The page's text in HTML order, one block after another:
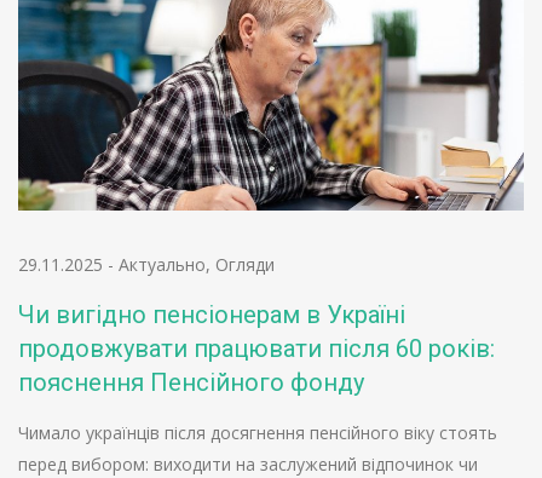
29.11.2025 - Актуально, Огляди
Чи вигідно пенсіонерам в Україні
продовжувати працювати після 60 років:
пояснення Пенсійного фонду
Чимало українців після досягнення пенсійного віку стоять
перед вибором: виходити на заслужений відпочинок чи